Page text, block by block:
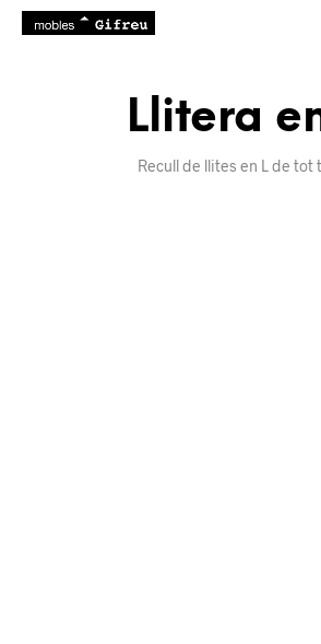
Llitera
Recull de llites en L de tot